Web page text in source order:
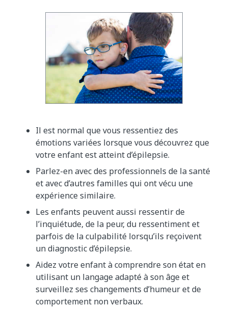
Il est normal que vous ressentiez des
émotions variées lorsque vous découvrez que
votre enfant est atteint d’épilepsie.
Parlez-en avec des professionnels de la santé
et avec d’autres familles qui ont vécu une
expérience similaire.
Les enfants peuvent aussi ressentir de
l’inquiétude, de la peur, du ressentiment et
parfois de la culpabilité lorsqu’ils reçoivent
un diagnostic d’épilepsie.
Aidez votre enfant à comprendre son état en
utilisant un langage adapté à son âge et
surveillez ses changements d’humeur et de
comportement non verbaux.